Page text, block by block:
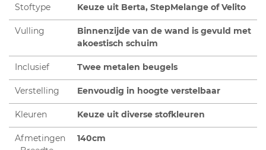
Stoftype Keuze uit Berta, StepMelange of Velito
Vulling
Binnenzijde van de wand is gevuld met
akoestisch schuim
Inclusief Twee metalen beugels
Verstelling Eenvoudig in hoogte verstelbaar
Kleuren Keuze uit diverse stofkleuren
Afmetingen
140cm